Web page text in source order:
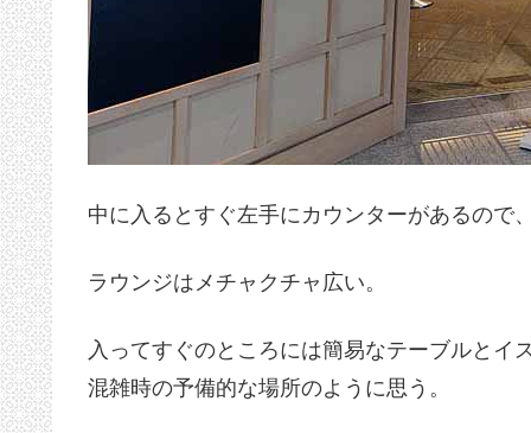
中に入るとすぐ左手にカウンターがあるので
ラウンジはメチャクチャ広い。
入ってすぐのところには簡易なテーブルと
混雑時の予備的な場所のように思う。